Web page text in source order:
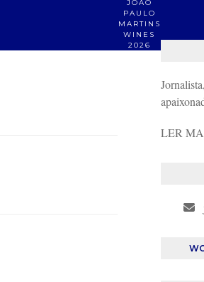
LER
JOÃO
PAULO
MARTINS
WINES
2026